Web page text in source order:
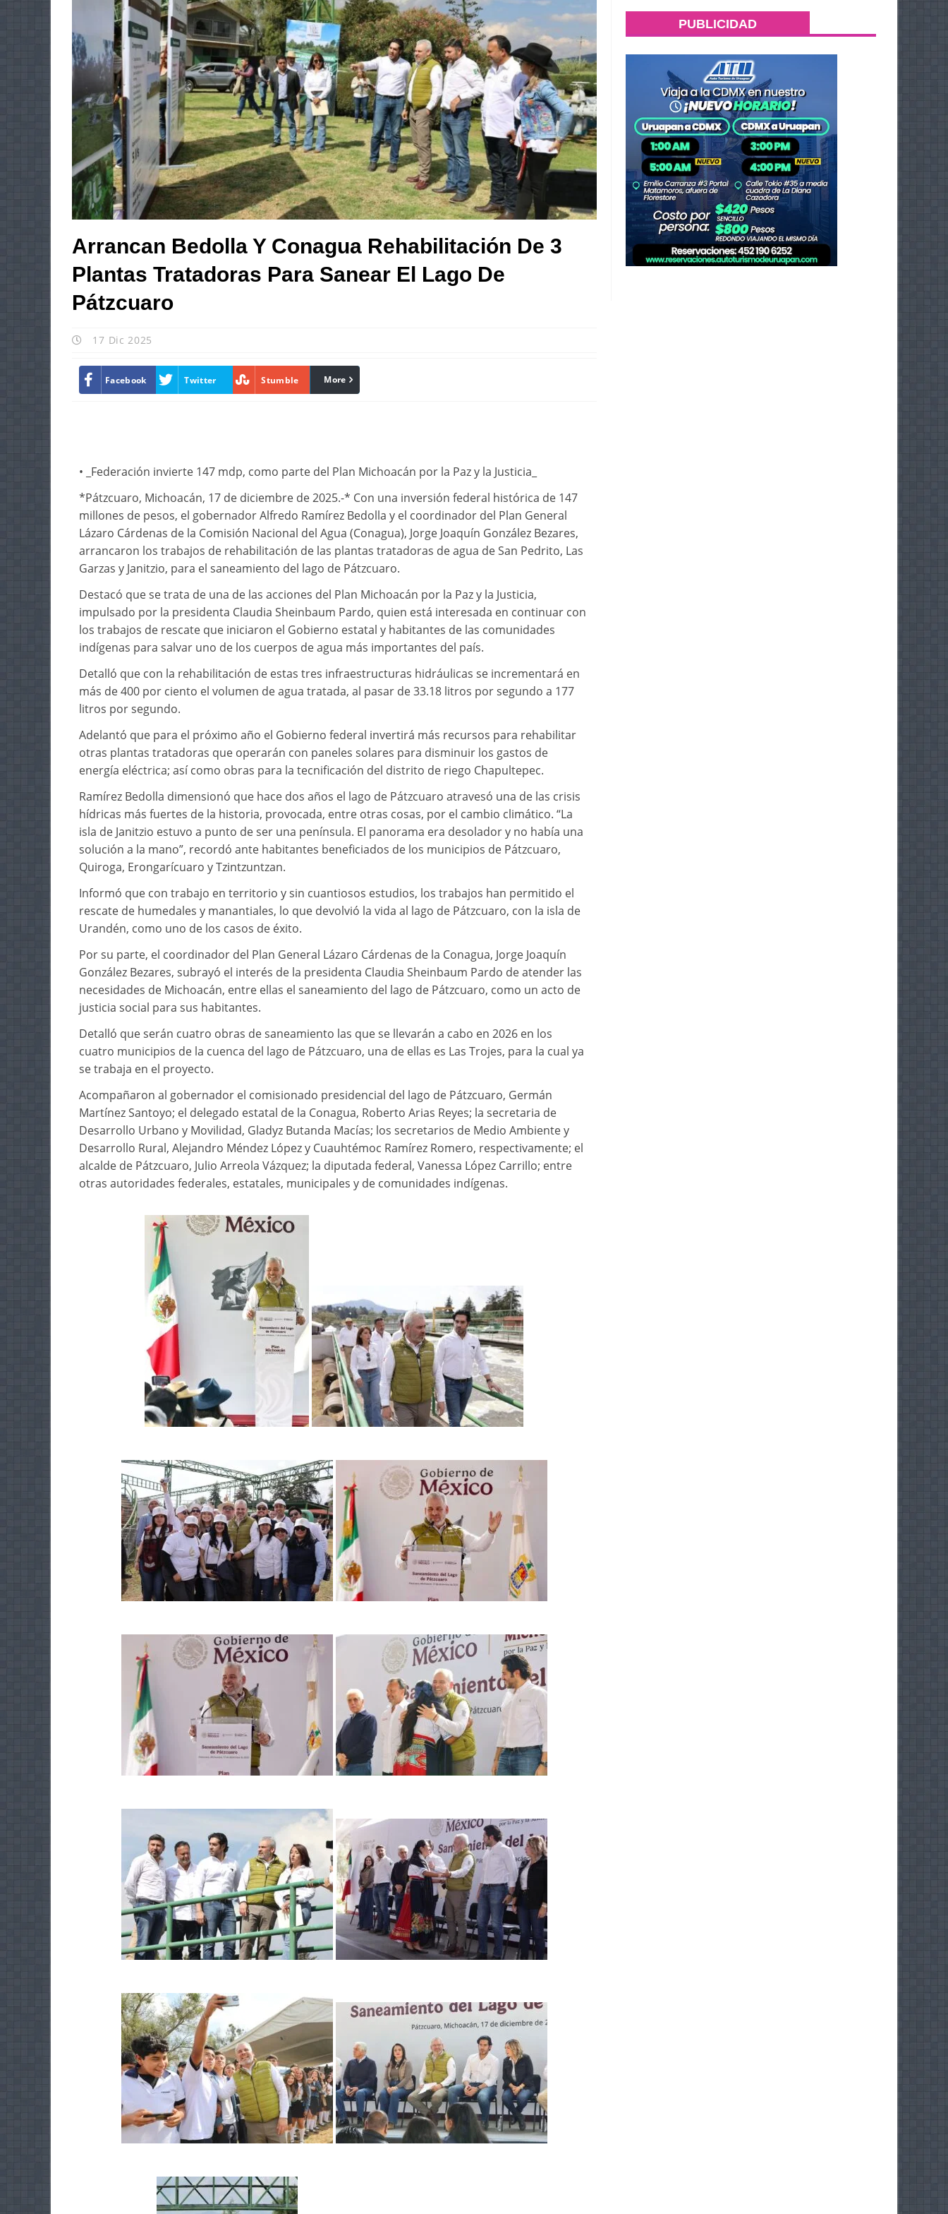
Arrancan Bedolla Y Conagua Rehabilitación De 3
Plantas Tratadoras Para Sanear El Lago De
Pátzcuaro
17 Dic 2025
Facebook Twitter Stumble linkedin
More
• _Federación invierte 147 mdp, como parte del Plan Michoacán por la Paz y la Justicia_
*Pátzcuaro, Michoacán, 17 de diciembre de 2025.-* Con una inversión federal histórica de 147
millones de pesos, el gobernador Alfredo Ramírez Bedolla y el coordinador del Plan General
Lázaro Cárdenas de la Comisión Nacional del Agua (Conagua), Jorge Joaquín González Bezares,
arrancaron los trabajos de rehabilitación de las plantas tratadoras de agua de San Pedrito, Las
Garzas y Janitzio, para el saneamiento del lago de Pátzcuaro.
Destacó que se trata de una de las acciones del Plan Michoacán por la Paz y la Justicia,
impulsado por la presidenta Claudia Sheinbaum Pardo, quien está interesada en continuar con
los trabajos de rescate que iniciaron el Gobierno estatal y habitantes de las comunidades
indígenas para salvar uno de los cuerpos de agua más importantes del país.
Detalló que con la rehabilitación de estas tres infraestructuras hidráulicas se incrementará en
más de 400 por ciento el volumen de agua tratada, al pasar de 33.18 litros por segundo a 177
litros por segundo.
Adelantó que para el próximo año el Gobierno federal invertirá más recursos para rehabilitar
otras plantas tratadoras que operarán con paneles solares para disminuir los gastos de
energía eléctrica; así como obras para la tecnificación del distrito de riego Chapultepec.
Ramírez Bedolla dimensionó que hace dos años el lago de Pátzcuaro atravesó una de las crisis
hídricas más fuertes de la historia, provocada, entre otras cosas, por el cambio climático. “La
isla de Janitzio estuvo a punto de ser una península. El panorama era desolador y no había una
solución a la mano”, recordó ante habitantes beneficiados de los municipios de Pátzcuaro,
Quiroga, Erongarícuaro y Tzintzuntzan.
Informó que con trabajo en territorio y sin cuantiosos estudios, los trabajos han permitido el
rescate de humedales y manantiales, lo que devolvió la vida al lago de Pátzcuaro, con la isla de
Urandén, como uno de los casos de éxito.
Por su parte, el coordinador del Plan General Lázaro Cárdenas de la Conagua, Jorge Joaquín
González Bezares, subrayó el interés de la presidenta Claudia Sheinbaum Pardo de atender las
necesidades de Michoacán, entre ellas el saneamiento del lago de Pátzcuaro, como un acto de
justicia social para sus habitantes.
Detalló que serán cuatro obras de saneamiento las que se llevarán a cabo en 2026 en los
cuatro municipios de la cuenca del lago de Pátzcuaro, una de ellas es Las Trojes, para la cual ya
se trabaja en el proyecto.
Acompañaron al gobernador el comisionado presidencial del lago de Pátzcuaro, Germán
Martínez Santoyo; el delegado estatal de la Conagua, Roberto Arias Reyes; la secretaria de
Desarrollo Urbano y Movilidad, Gladyz Butanda Macías; los secretarios de Medio Ambiente y
Desarrollo Rural, Alejandro Méndez López y Cuauhtémoc Ramírez Romero, respectivamente; el
alcalde de Pátzcuaro, Julio Arreola Vázquez; la diputada federal, Vanessa López Carrillo; entre
otras autoridades federales, estatales, municipales y de comunidades indígenas.
PUBLICIDAD